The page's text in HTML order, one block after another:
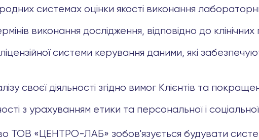
системах оцінки якості виконання
виконання дослідження, відповідно до
системи керування даними, які
своєї діяльності згідно вимог Клієнтів та
з урахуванням етики та персональної і соціальної
ТОВ «ЦЕНТРО-ЛАБ» зобов'язується будувати